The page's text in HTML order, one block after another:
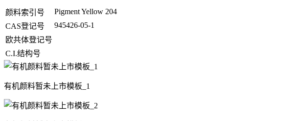
颜料索引号
Pigment Yellow 204
CAS登记号
945426-05-1
欧共体登记号
C.I.结构号
有机颜料暂未上市模板_1